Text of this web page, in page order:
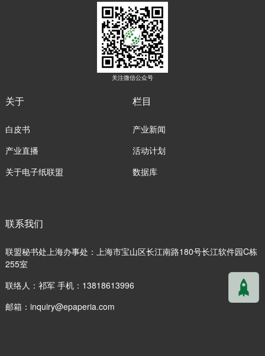
关注微信公众号
关于
白皮书
产业直播
关于电子纸联盟
栏目
产业新闻
活动计划
数据库
联系我们
联盟秘书处上海办事处：上海市宝山区长江南路180号长江软件园C栋
255室
联络人：祁军 手机：13818613996
邮箱： inquiry@epaperia.com